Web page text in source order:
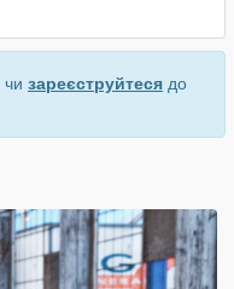
чи зареєструйтеся до